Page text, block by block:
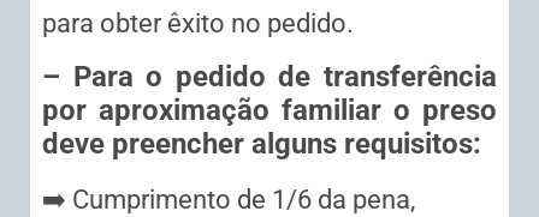
para obter êxito no pedido.
– Para o pedido de transferência
por aproximação familiar o preso
deve preencher alguns requisitos:
➡️ Cumprimento de 1/6 da pena,